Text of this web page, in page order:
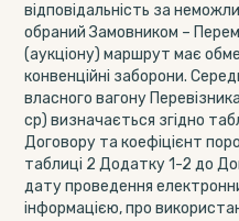
відповідальність за
обраний Замовником –
(аукціону) маршрут має
конвенційні заборони.
власного вагону
ср) визначається згідно
Договору та коефіцієнт
таблиці 2 Додатку 1-2 до
дату проведення
інформацією, про